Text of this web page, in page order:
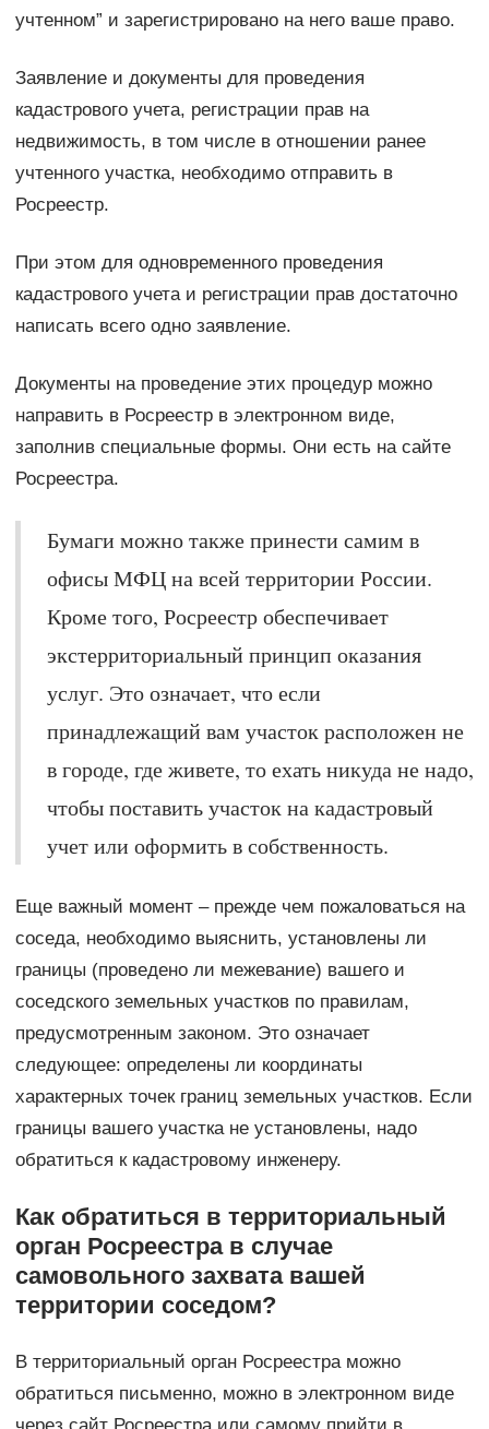
учтенном” и зарегистрировано на него ваше право.
Заявление и документы для проведения
кадастрового учета, регистрации прав на
недвижимость, в том числе в отношении ранее
учтенного участка, необходимо отправить в
Росреестр.
При этом для одновременного проведения
кадастрового учета и регистрации прав достаточно
написать всего одно заявление.
Документы на проведение этих процедур можно
направить в Росреестр в электронном виде,
заполнив специальные формы. Они есть на сайте
Росреестра.
Бумаги можно также принести самим в
офисы МФЦ на всей территории России.
Кроме того, Росреестр обеспечивает
экстерриториальный принцип оказания
услуг. Это означает, что если
принадлежащий вам участок расположен не
в городе, где живете, то ехать никуда не надо,
чтобы поставить участок на кадастровый
учет или оформить в собственность.
Еще важный момент – прежде чем пожаловаться на
соседа, необходимо выяснить, установлены ли
границы (проведено ли межевание) вашего и
соседского земельных участков по правилам,
предусмотренным законом. Это означает
следующее: определены ли координаты
характерных точек границ земельных участков. Если
границы вашего участка не установлены, надо
обратиться к кадастровому инженеру.
Как обратиться в территориальный
орган Росреестра в случае
самовольного захвата вашей
территории соседом?
В территориальный орган Росреестра можно
обратиться письменно, можно в электронном виде